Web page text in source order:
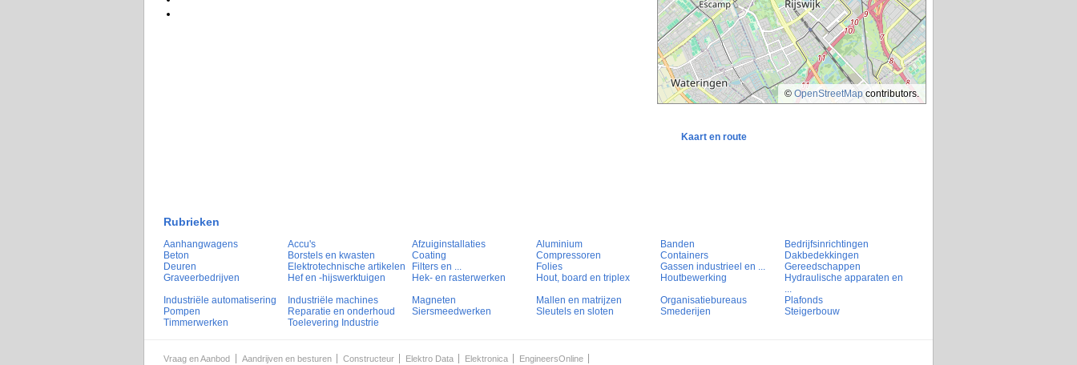
© OpenStreetMap contributors.
Kaart en route
Rubrieken
Aanhangwagens Accu's Afzuiginstallaties Aluminium Banden
Bedrijfsinrichtingen
Beton
Borstels en kwasten Coating Compressoren Containers
Dakbedekkingen
Deuren
Elektrotechnische artikelen Filters en ... Folies Gassen industrieel en ...
Gereedschappen
Graveerbedrijven
Hef en -hijswerktuigen Hek- en rasterwerken Hout, board en triplex Houtbewerking
Hydraulische apparaten en
...
Industriële automatisering
Industriële machines Magneten Mallen en matrijzen Organisatiebureaus
Plafonds
Pompen
Reparatie en onderhoud Siersmeedwerken Sleutels en sloten Smederijen
Steigerbouw
Timmerwerken
Toelevering Industrie
Vraag en Aanbod Aandrijven en besturen Constructeur Elektro Data Elektronica EngineersOnline